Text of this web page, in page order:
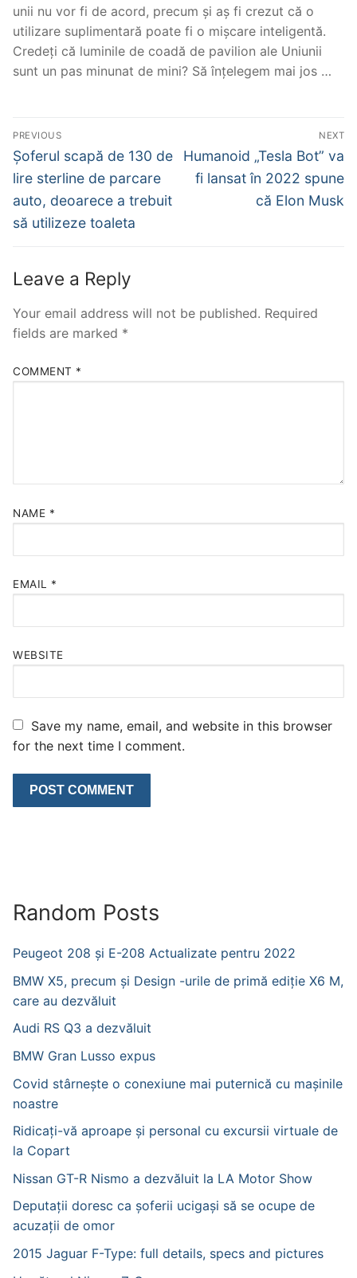
unii nu vor fi de acord, precum și aș fi crezut că o
utilizare suplimentară poate fi o mișcare inteligentă.
Credeți că luminile de coadă de pavilion ale Uniunii
sunt un pas minunat de mini? Să înțelegem mai jos …
Post
navigation
PREVIOUS
Previous
post:
Șoferul scapă de 130 de
lire sterline de parcare
auto, deoarece a trebuit
să utilizeze toaleta
NEXT
Next
post:
Humanoid „Tesla Bot” va
fi lansat în 2022 spune
că Elon Musk
Leave a Reply
Your email address will not be published. Required
fields are marked *
COMMENT *
NAME *
EMAIL *
WEBSITE
Save my name, email, and website in this browser
for the next time I comment.
Random Posts
Peugeot 208 și E-208 Actualizate pentru 2022
BMW X5, precum și Design -urile de primă ediție X6 M,
care au dezvăluit
Audi RS Q3 a dezvăluit
BMW Gran Lusso expus
Covid stârnește o conexiune mai puternică cu mașinile
noastre
Ridicați-vă aproape și personal cu excursii virtuale de
la Copart
Nissan GT-R Nismo a dezvăluit la LA Motor Show
Deputații doresc ca șoferii ucigași să se ocupe de
acuzații de omor
2015 Jaguar F-Type: full details, specs and pictures